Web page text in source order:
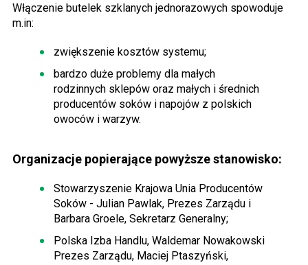
Włączenie butelek szklanych jednorazowych spowoduje
m.in:
zwiększenie kosztów systemu;
bardzo duże problemy dla małych
rodzinnych sklepów oraz małych i średnich
producentów soków i napojów z polskich
owoców i warzyw.
Organizacje popierające powyższe stanowisko:
Stowarzyszenie Krajowa Unia Producentów
Soków - Julian Pawlak, Prezes Zarządu i
Barbara Groele, Sekretarz Generalny;
Polska Izba Handlu, Waldemar Nowakowski
Prezes Zarządu, Maciej Ptaszyński,